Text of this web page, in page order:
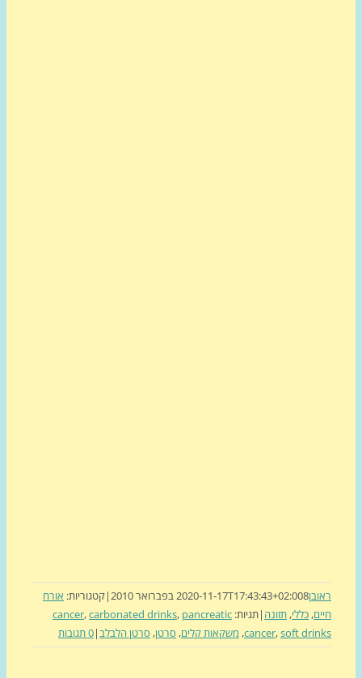
2020-11-17T17:43:43+02:00
|קטגוריות:אורח
,תזונה|תגיות: cancer,carbonated drinks,pancreatic
cancer,soft
,משקאות קלים,סרטן,סרטן הלבלב|0 תגובות